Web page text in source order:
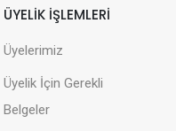
ÜYELİK İŞLEMLERİ
Üyelerimiz
Üyelik İçin Gerekli
Belgeler